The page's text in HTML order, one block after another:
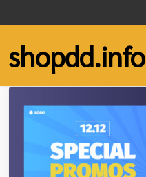
to
content
shopdd.info